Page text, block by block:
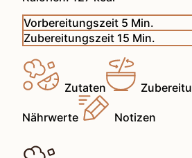
Vorbereitungszeit 5 Minuten
Min.
Zubereitungszeit 15 Minuten
Min.
Zutaten
Nährwerte Notizen